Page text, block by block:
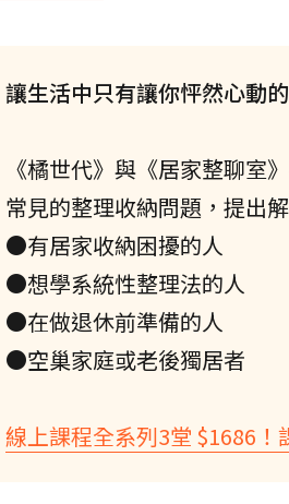
讓生活中只有讓你怦然心動的
《橘世代》與《居家整聊室
常見的整理收納問題，提出
●有居家收納困擾的人
●想學系統性整理法的人
●在做退休前準備的人
●空巢家庭或老後獨居者
線上課程全系列3堂 $1686！